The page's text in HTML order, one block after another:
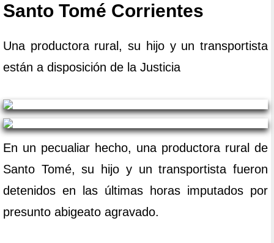
Santo Tomé Corrientes
Una productora rural, su hijo y un transportista
están a disposición de la Justicia
En un pecualiar hecho, una productora rural de
Santo Tomé, su hijo y un transportista fueron
detenidos en las últimas horas imputados por
presunto abigeato agravado.